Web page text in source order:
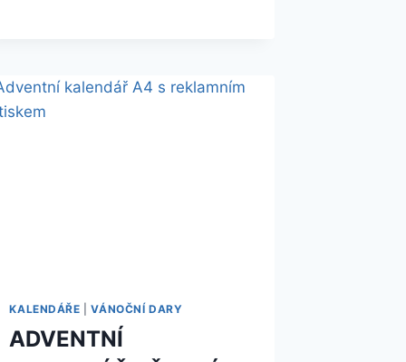
KALENDÁŘE |VÁNOČNÍ DARY
ADVENTNÍ